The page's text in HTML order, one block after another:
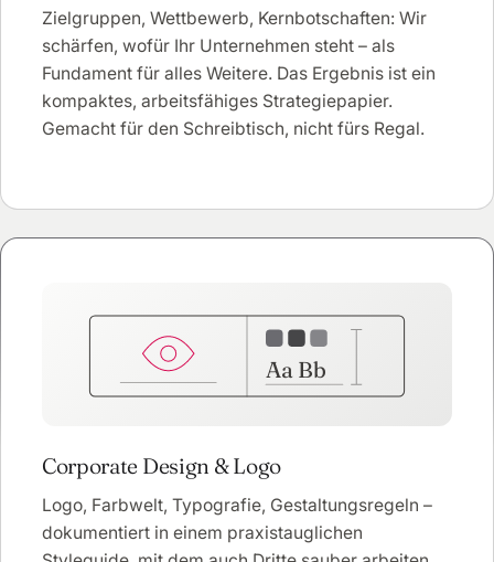
Zielgruppen, Wettbewerb, Kernbotschaften: Wir
schärfen, wofür Ihr Unternehmen steht – als
Fundament für alles Weitere. Das Ergebnis ist ein
kompaktes, arbeitsfähiges Strategiepapier.
Gemacht für den Schreibtisch, nicht fürs Regal.
Aa Bb
Corporate Design & Logo
Logo, Farbwelt, Typografie, Gestaltungsregeln –
dokumentiert in einem praxistauglichen